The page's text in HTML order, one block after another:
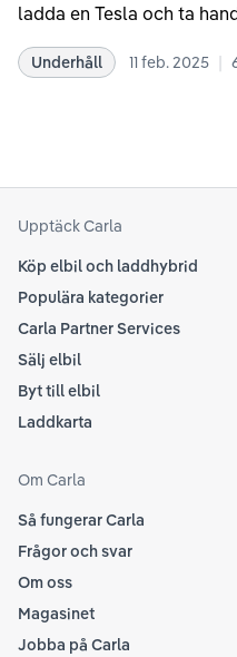
ladda en Tesla och ta
rekommendationer samt
Underhåll 11 feb. 2025 |
Upptäck Carla
Köp elbil och laddhybrid
Populära kategorier
Carla Partner Services
Sälj elbil
Byt till elbil
Laddkarta
Om Carla
Så fungerar Carla
Frågor och svar
Om oss
Magasinet
Jobba på Carla